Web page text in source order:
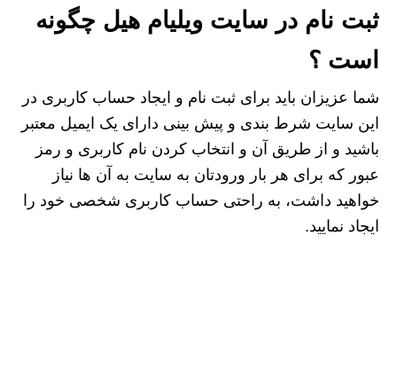
ثبت نام در سایت ویلیام هیل چگونه
است ؟
شما عزیزان باید برای ثبت نام و ایجاد حساب کاربری در
این سایت شرط بندی و پیش بینی دارای یک ایمیل معتبر
باشید و از طریق آن و انتخاب کردن نام کاربری و رمز
عبور که برای هر بار ورودتان به سایت به آن ها نیاز
خواهید داشت، به راحتی حساب کاربری شخصی خود را
ایجاد نمایید.